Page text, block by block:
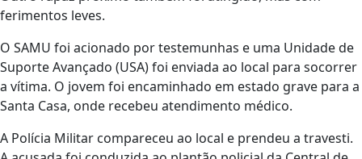
ferimentos leves.
O SAMU foi acionado por testemunhas e uma Unidade de
Suporte Avançado (USA) foi enviada ao local para socorrer
a vítima. O jovem foi encaminhado em estado grave para a
Santa Casa, onde recebeu atendimento médico.
A Polícia Militar compareceu ao local e prendeu a travesti.